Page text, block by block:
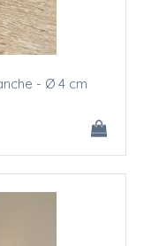
- Ø 4 cm